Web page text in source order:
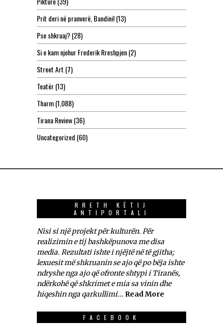
Prit deri në pranverë, Bandini!(13)
Pse shkruaj?(28)
Si e kam njohur Frederik Rreshpjen(2)
Street Art (7)
Teatër(13)
Tharm(1,088)
Tirana Review(36)
Uncategorized (60)
RRETH KËTIJ
ANTIPORTALI
Nisi si një projekt për kulturën. Për
realizimin e tij bashkëpunova me disa
media. Rezultati ishte i njëjtë në të gjitha;
lexuesit më shkruanin se ajo që po bëja ishte
ndryshe nga ajo që ofronte shtypi i Tiranës,
ndërkohë që shkrimet e mia sa vinin dhe
hiqeshin nga qarkullimi... Read More
FACEBOOK